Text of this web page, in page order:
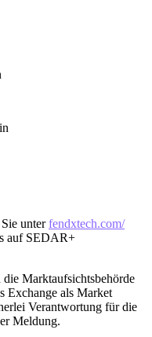
unterfendxtech.com/
auf SEDAR+
Marktaufsichtsbehörde
Exchange als Market
Verantwortung für die
Meldung.